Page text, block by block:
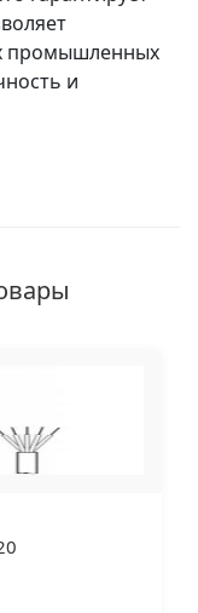
промышленных
и